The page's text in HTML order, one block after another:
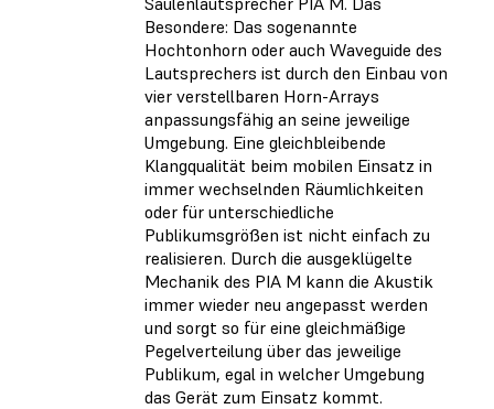
Besondere: Das sogenannte
Hochtonhorn oder auch Waveguide des
Lautsprechers ist durch den Einbau von
vier verstellbaren Horn-Arrays
anpassungsfähig an seine jeweilige
Umgebung. Eine gleichbleibende
Klangqualität beim mobilen Einsatz in
immer wechselnden Räumlichkeiten
oder für unterschiedliche
Publikumsgrößen ist nicht einfach zu
realisieren. Durch die ausgeklügelte
Mechanik des PIA M kann die Akustik
immer wieder neu angepasst werden
und sorgt so für eine gleichmäßige
Pegelverteilung über das jeweilige
Publikum, egal in welcher Umgebung
das Gerät zum Einsatz kommt.